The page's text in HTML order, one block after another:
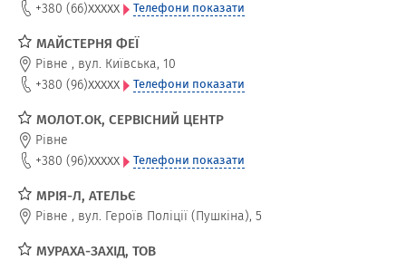
+380 (66)xxxxx Телефони показати
МАЙСТЕРНЯ ФЕЇ
Рівне , вул. Київська, 10
+380 (96)xxxxx Телефони показати
МОЛОТ.ОК, СЕРВІСНИЙ ЦЕНТР
Рівне
+380 (96)xxxxx Телефони показати
МРІЯ-Л, АТЕЛЬЄ
Рівне , вул. Героїв Поліції (Пушкіна), 5
МУРАХА-ЗАХІД, ТОВ